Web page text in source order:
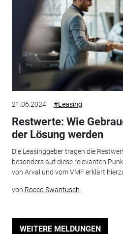
21.06.2024 #Leasing
Restwerte: Wie
der Lösung werden
Die Leasinggeber tragen die
besonders auf diese relevanten
von Arval und vom VMF erklärt
von Rocco Swantusch
WEITERE MELDUNGEN